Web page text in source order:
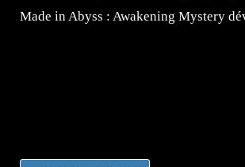
Made in Abyss : Awakening Mystery